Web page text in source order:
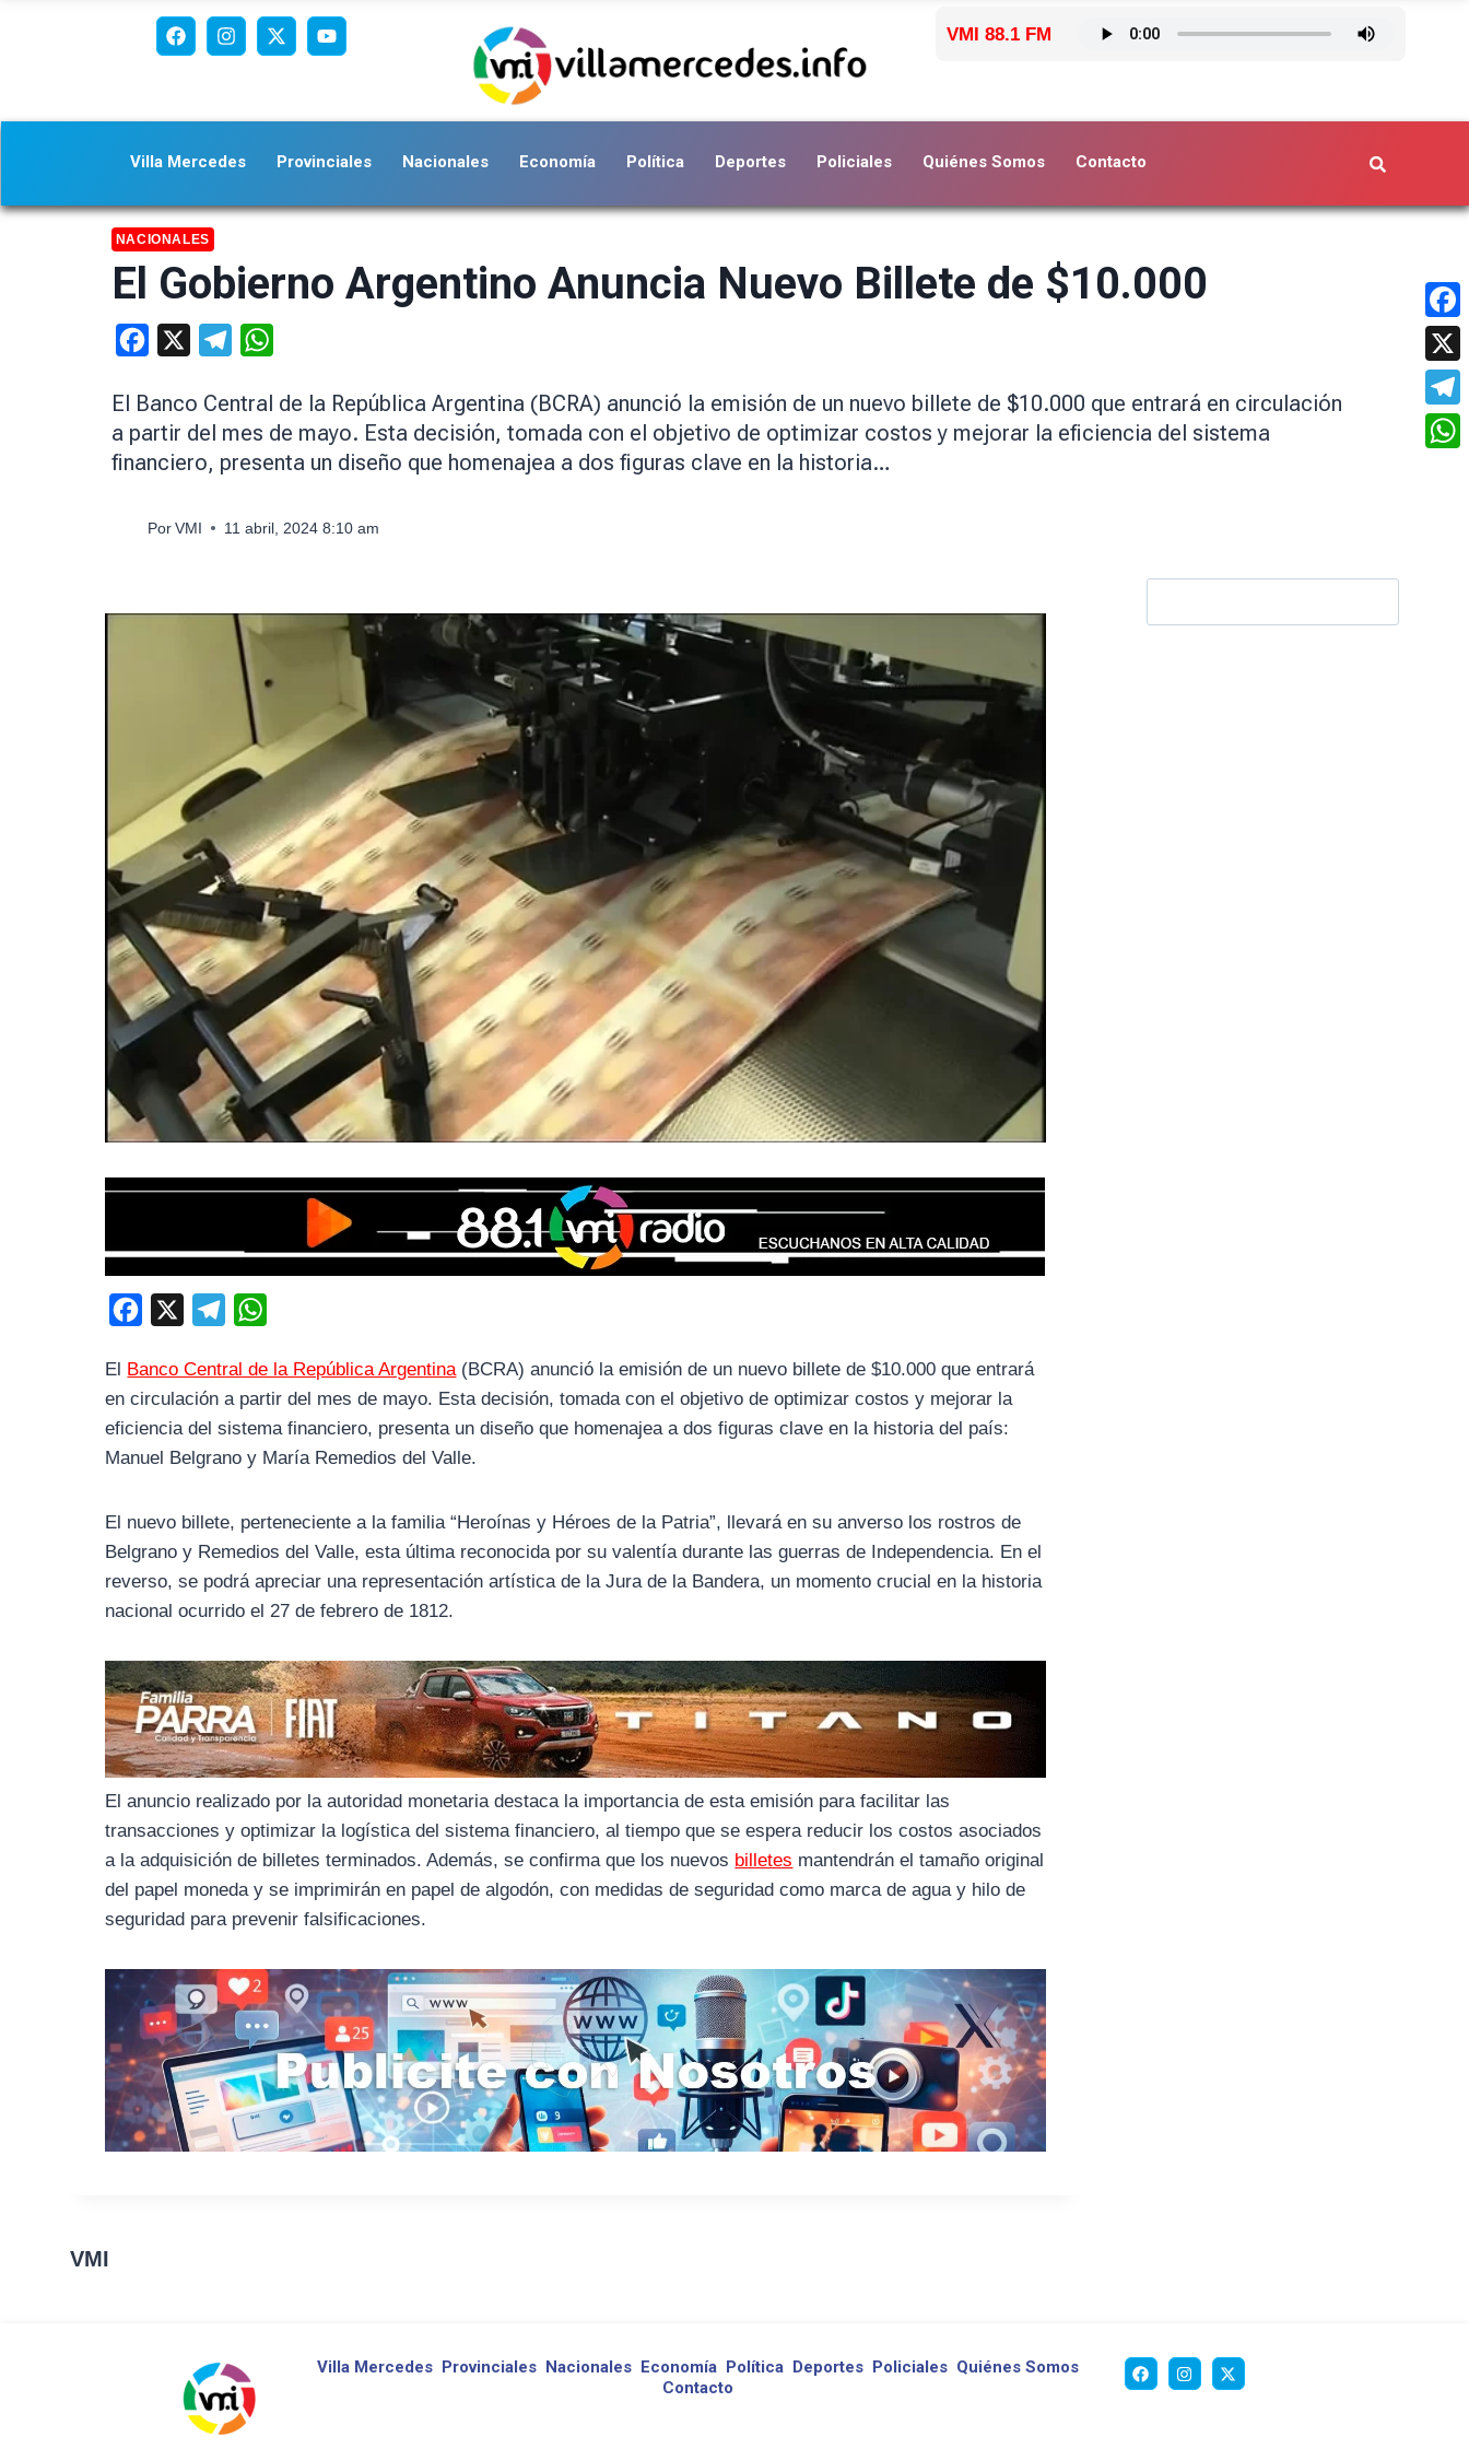
VMI 88.1 FM
Villa Mercedes Provinciales Nacionales Economía Política Deportes Policiales Quiénes Somos Contacto
NACIONALES
El Gobierno Argentino Anuncia Nuevo Billete de $10.000
Facebook Telegram
El Banco Central de la República Argentina (BCRA) anunció la emisión de un nuevo billete de $10.000 que entrará en circulación
a partir del mes de mayo. Esta decisión, tomada con el objetivo de optimizar costos y mejorar la eficiencia del sistema
financiero, presenta un diseño que homenajea a dos figuras clave en la historia…
Por VMI 11 abril, 2024 8:10 am
c
e
b
l
e
g
a
t
s
El Banco Central de la República Argentina(BCRA) anunció la emisión de un nuevo billete de $10.000 que entrará
en circulación a partir del mes de mayo. Esta decisión, tomada con el objetivo de optimizar costos y mejorar la
eficiencia del sistema financiero, presenta un diseño que homenajea a dos figuras clave en la historia del país:
Manuel Belgrano y María Remedios del Valle.
El nuevo billete, perteneciente a la familia “Heroínas y Héroes de la Patria”, llevará en su anverso los rostros de
Belgrano y Remedios del Valle, esta última reconocida por su valentía durante las guerras de Independencia. En el
reverso, se podrá apreciar una representación artística de la Jura de la Bandera, un momento crucial en la historia
nacional ocurrido el 27 de febrero de 1812.
El anuncio realizado por la autoridad monetaria destaca la importancia de esta emisión para facilitar las
transacciones y optimizar la logística del sistema financiero, al tiempo que se espera reducir los costos asociados
a la adquisición de billetes terminados. Además, se confirma que los nuevos billetes mantendrán el tamaño original
del papel moneda y se imprimirán en papel de algodón, con medidas de seguridad como marca de agua y hilo de
seguridad para prevenir falsificaciones.
VMI
Villa Mercedes Provinciales Nacionales Economía Política Deportes Policiales Quiénes Somos
Contacto
X